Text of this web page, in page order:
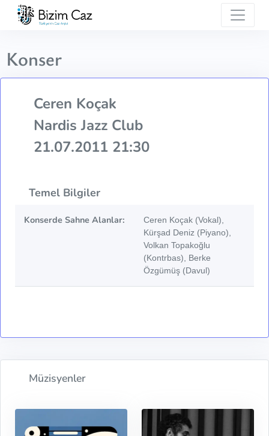
Konser
Ceren Koçak
Nardis Jazz Club
21.07.2011 21:30
Temel Bilgiler
Konserde Sahne Alanlar:
Ceren Koçak (Vokal),
Kürşad Deniz (Piyano),
Volkan Topakoğlu
(Kontrbas), Berke
Özgümüş (Davul)
Müzisyenler